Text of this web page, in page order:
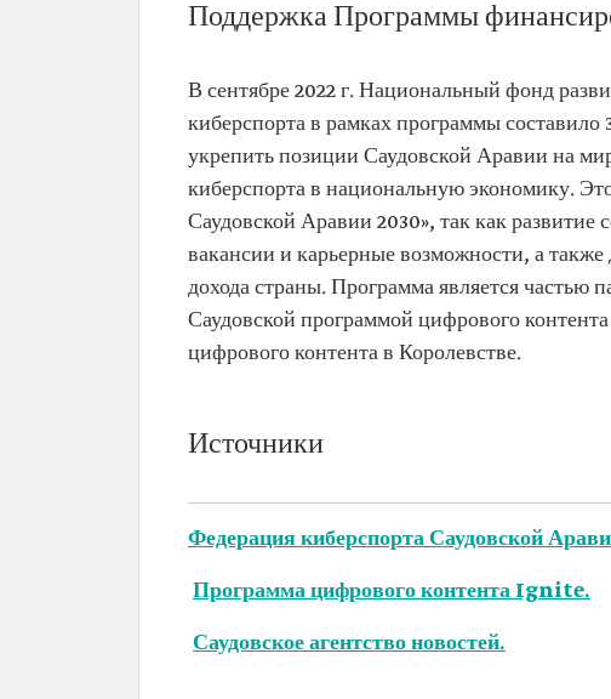
Поддержка Программы
В сентябре 2022 г. Национальный фонд
киберспорта в рамках программы
укрепить позиции Саудовской Аравии на
киберспорта в национальную экономику.
Саудовской Аравии 2030», так как
вакансии и карьерные возможности, а
дохода страны. Программа является
Саудовской программой цифрового
цифрового контента в Королевстве.
Источники
Федерация киберспорта Саудовской
Программа цифрового контента Ignite.
Саудовское агентство новостей.